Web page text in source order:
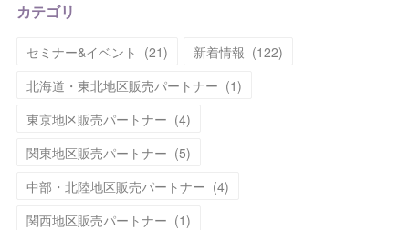
カテゴリ
セミナー&イベント (21) 新着情報 (122)
北海道・東北地区販売パートナー (1)
東京地区販売パートナー (4)
関東地区販売パートナー (5)
中部・北陸地区販売パートナー (4)
関西地区販売パートナー (1)